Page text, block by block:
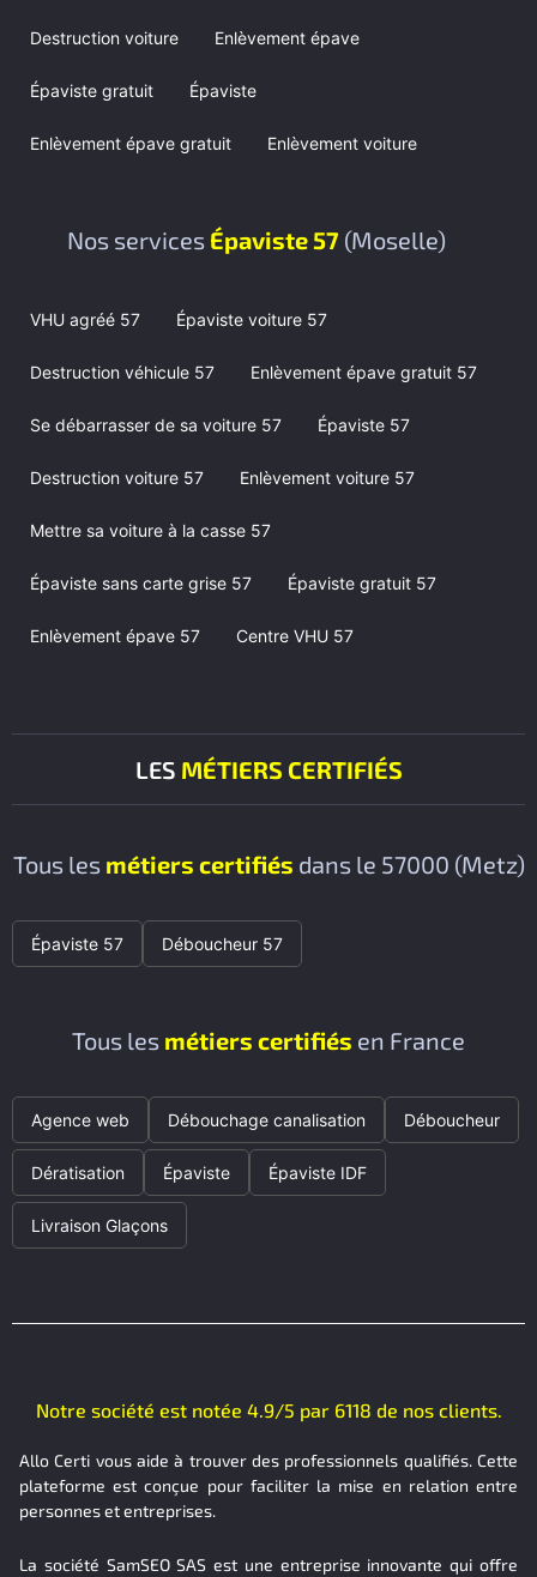
Destruction voiture Enlèvement épave
Épaviste gratuit Épaviste
Enlèvement épave gratuit Enlèvement voiture
Nos services Épaviste 57 (Moselle)
VHU agréé 57 Épaviste voiture 57
Destruction véhicule 57 Enlèvement épave gratuit 57
Se débarrasser de sa voiture 57 Épaviste 57
Destruction voiture 57 Enlèvement voiture 57
Mettre sa voiture à la casse 57
Épaviste sans carte grise 57 Épaviste gratuit 57
Enlèvement épave 57 Centre VHU 57
LES MÉTIERS CERTIFIÉS
Tous les métiers certifiés dans le 57000 (Metz)
Épaviste 57 Déboucheur 57
Tous les métiers certifiés en France
Agence web Débouchage canalisation Déboucheur
Dératisation Épaviste Épaviste IDF
Livraison Glaçons
Notre société est notée 4.9/5 par 6118 de nos clients.
Allo Certi vous aide à trouver des professionnels qualifiés. Cette
plateforme est conçue pour faciliter la mise en relation entre
personnes et entreprises.
La société SamSEO SAS est une entreprise innovante qui offre